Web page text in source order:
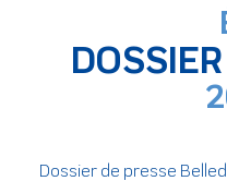
DOSSIER
Dossier de presse